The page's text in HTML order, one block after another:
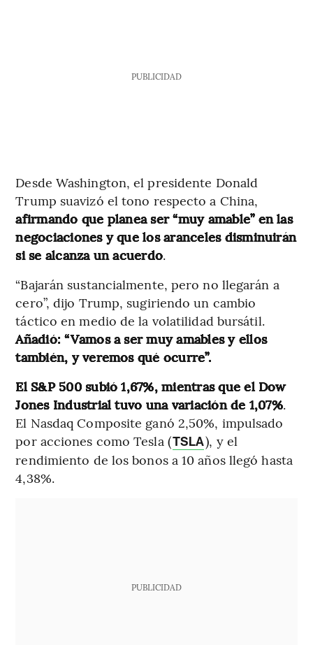
PUBLICIDAD
Desde Washington, el presidente Donald
Trump suavizó el tono respecto a China,
afirmando que planea ser “muy amable” en las
negociaciones y que los aranceles disminuirán
si se alcanza un acuerdo.
“Bajarán sustancialmente, pero no llegarán a
cero”, dijo Trump, sugiriendo un cambio
táctico en medio de la volatilidad bursátil.
Añadió: “Vamos a ser muy amables y ellos
también, y veremos qué ocurre”.
El S&P 500 subió 1,67%, mientras que el Dow
Jones Industrial tuvo una variación de 1,07%.
El Nasdaq Composite ganó 2,50%, impulsado
por acciones como Tesla (TSLA), y el
rendimiento de los bonos a 10 años llegó hasta
4,38%.
PUBLICIDAD